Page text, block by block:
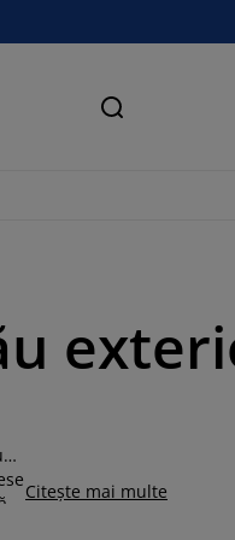
Căutare
Citește mai multe